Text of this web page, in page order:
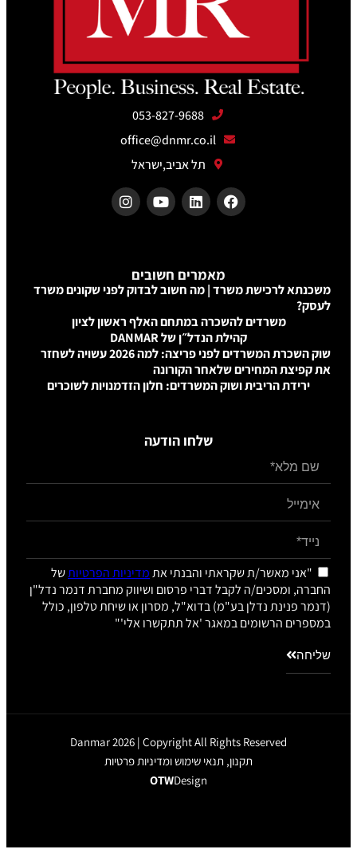
053-827-9688
office@dnmr.co.il
תל אביב,ישראל
מאמרים חשובים
משרד | מה חשוב לבדוק לפני שקונים משרד
להשכרה במתחם האלף ראשון לציון
קהילת הנדל״ן של DANMAR
שוק השכרת המשרדים לפני פריצה: למה 2026 עשויה לשחזר
שלאחר הקורונה
ושוק המשרדים: חלון הזדמנויות לשוכרים
ת שקראתי והבנתי אתמדיניות הפרטיותשל
ה לקבל דברי פרסום ושיווק מחברת דנמר נדל"ן
בע"מ) בדוא"ל, מסרון או שיחת טלפון, כולל
במאגר 'אל תתקשרו אלי'"
Danmar 2026 | Copyright All Rights
תקנון, תנאי שימוש ומדיניות פרטיות